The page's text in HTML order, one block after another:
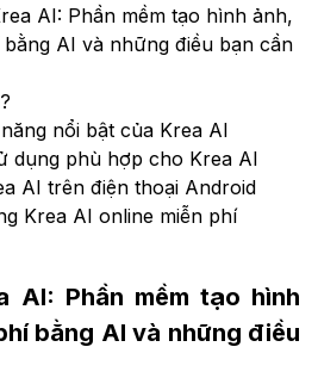
AI: Phần mềm tạo hình ảnh,
AI và những điều bạn cần
nổi bật của Krea AI
dụng phù hợp cho Krea AI
AI trên điện thoại Android
Krea AI online miễn phí
AI: Phần mềm tạo hình
bằng AI và những điều